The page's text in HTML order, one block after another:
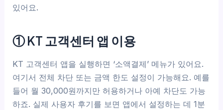
있어요.
① KT 고객센터 앱 이용
KT 고객센터 앱을 실행하면 ‘소액결제’ 메뉴가 있어요.
여기서 전체 차단 또는 금액 한도 설정이 가능해요. 예를
들어 월 30,000원까지만 허용하거나 아예 차단도 가능
하죠. 실제 사용자 후기를 보면 앱에서 설정하는 데 1분